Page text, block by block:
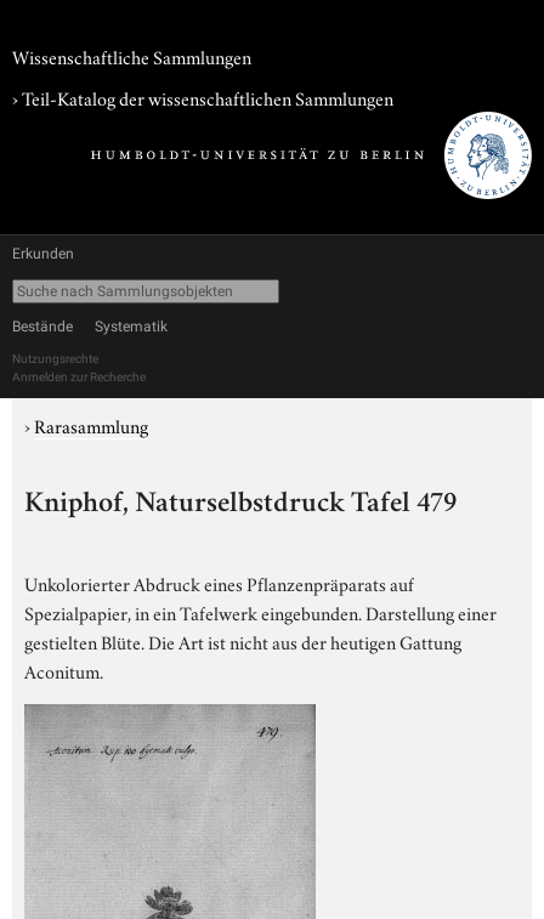
Wissenschaftliche Sammlungen
› Teil-Katalog der wissenschaftlichen Sammlungen
Erkunden
Bestände Systematik
Nutzungsrechte
Anmelden zur Recherche
›Rarasammlung
Kniphof, Naturselbstdruck Tafel 479
Unkolorierter Abdruck eines Pflanzenpräparats auf
Spezialpapier, in ein Tafelwerk eingebunden. Darstellung einer
gestielten Blüte. Die Art ist nicht aus der heutigen Gattung
Aconitum.